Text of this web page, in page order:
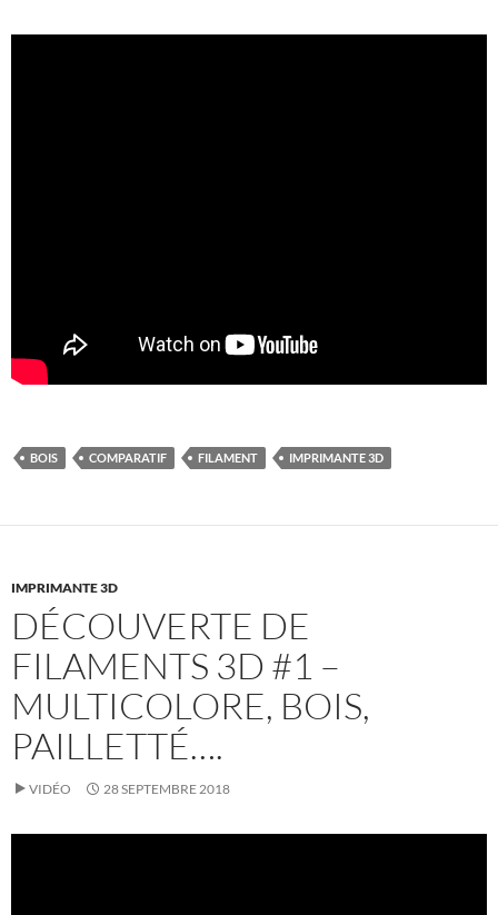
BOIS COMPARATIF FILAMENT IMPRIMANTE 3D
IMPRIMANTE 3D
DÉCOUVERTE DE
FILAMENTS 3D #1 –
MULTICOLORE, BOIS,
PAILLETTÉ….
VIDÉO 28 SEPTEMBRE 2018